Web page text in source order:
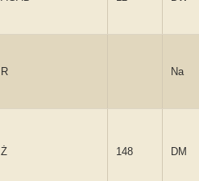
R Na
Ż 148 DM